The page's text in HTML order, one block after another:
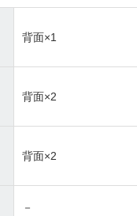
背面×1
背面×2
背面×2
－